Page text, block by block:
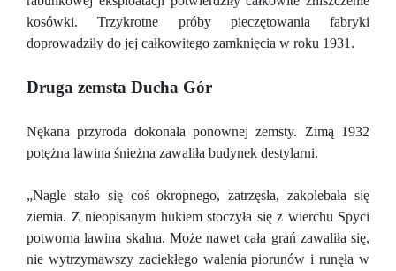
kosówki. Trzykrotne próby pieczętowania fabryki
doprowadziły do jej całkowitego zamknięcia w roku 1931.
Druga zemsta Ducha Gór
Nękana przyroda dokonała ponownej zemsty. Zimą 1932
potężna lawina śnieżna zawaliła budynek destylarni.
„Nagle stało się coś okropnego, zatrzęsła, zakolebała się
ziemia. Z nieopisanym hukiem stoczyła się z wierchu Spyci
potworna lawina skalna. Może nawet cała grań zawaliła się,
nie wytrzymawszy zaciekłego walenia piorunów i runęła w